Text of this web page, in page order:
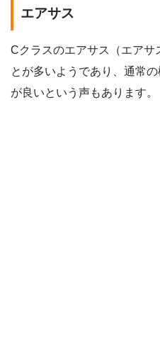
エアサス
Cクラスのエアサス（エアサ
とが多いようであり、通常
が良いという声もあります。